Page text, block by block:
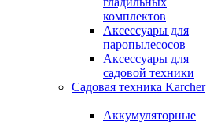
комплектов
Аксессуары для
паропылесосов
Аксессуары для
садовой техники
Садовая техника Karcher
Аккумуляторные